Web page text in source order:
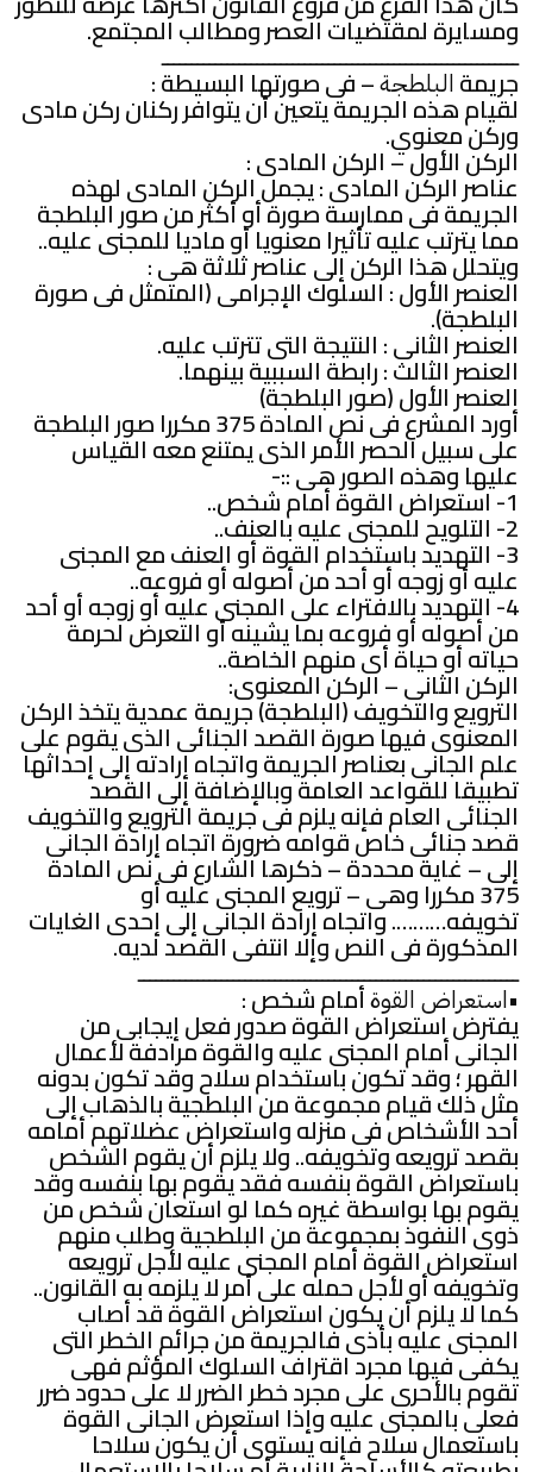
ومسايرة لمقتضيات العصر ومطالب المجتمع.
ــــــــــــــــــــــــــــــــــــــــــــــــــــــــــــ
جريمة البلطجة– فى صورتها البسيطة :
لقيام هذه الجريمة يتعين أن يتوافر ركنان ركن مادى
وركن معنوي.
الركن الأول – الركن المادى :
عناصر الركن المادى : يجمل الركن المادى لهذه
الجريمة فى ممارسة صورة أو أكثر من صور البلطجة
مما يترتب عليه تأثيرا معنويا أو ماديا للمجنى عليه..
ويتحلل هذا الركن إلى عناصر ثلاثة هى :
العنصر الأول : السلوك الإجرامى (المتمثل فى صورة
البلطجة).
العنصر الثانى : النتيجة التى تترتب عليه.
العنصر الثالث : رابطة السببية بينهما.
العنصر الأول (صور البلطجة)
أورد المشرع فى نص المادة 375 مكررا صور البلطجة
على سبيل الحصر الأمر الذى يمتنع معه القياس
عليها وهذه الصور هى ::-
1- استعراض القوة أمام شخص..
2- التلويح للمجنى عليه بالعنف..
3- التهديد باستخدام القوة أو العنف مع المجنى
عليه أو زوجه أو أحد من أصوله أو فروعه..
4- التهديد بالافتراء على المجنى عليه أو زوجه أو أحد
من أصوله أو فروعه بما يشينه أو التعرض لحرمة
حياته أو حياة أى منهم الخاصة..
الركن الثانى – الركن المعنوى:
الترويع والتخويف (البلطجة) جريمة عمدية يتخذ الركن
المعنوى فيها صورة القصد الجنائى الذى يقوم على
علم الجانى بعناصر الجريمة واتجاه إرادته إلى إحداثها
تطبيقا للقواعد العامة وبالإضافة إلى القصد
الجنائى العام فإنه يلزم فى جريمة الترويع والتخويف
قصد جنائى خاص قوامه ضرورة اتجاه إرادة الجانى
إلى – غاية محددة – ذكرها الشارع فى نص المادة
375 مكررا وهى – ترويع المجنى عليه أو
تخويفه………. واتجاه إرادة الجانى إلى إحدى الغايات
المذكورة فى النص وإلا انتفى القصد لديه.
ــــــــــــــــــــــــــــــــــــــــــــــــــــــــــــــــ
•استعراض القوةأمام شخص :
يفترض استعراض القوة صدور فعل إيجابى من
الجانى أمام المجنى عليه والقوة مرادفة لأعمال
القهر ؛ وقد تكون باستخدام سلاح وقد تكون بدونه
مثل ذلك قيام مجموعة من البلطجية بالذهاب إلى
أحد الأشخاص فى منزله واستعراض عضلاتهم أمامه
بقصد ترويعه وتخويفه.. ولا يلزم أن يقوم الشخص
باستعراض القوة بنفسه فقد يقوم بها بنفسه وقد
يقوم بها بواسطة غيره كما لو استعان شخص من
ذوى النفوذ بمجموعة من البلطجية وطلب منهم
استعراض القوة أمام المجنى عليه لأجل ترويعه
وتخويفه أو لأجل حمله على أمر لا يلزمه به القانون..
كما لا يلزم أن يكون استعراض القوة قد أصاب
المجنى عليه بأذى فالجريمة من جرائم الخطر التى
يكفى فيها مجرد اقتراف السلوك المؤثم فهى
تقوم بالأحرى على مجرد خطر الضرر لا على حدود ضرر
فعلى بالمجنى عليه وإذا استعرض الجانى القوة
باستعمال سلاح فإنه يستوى أن يكون سلاحا